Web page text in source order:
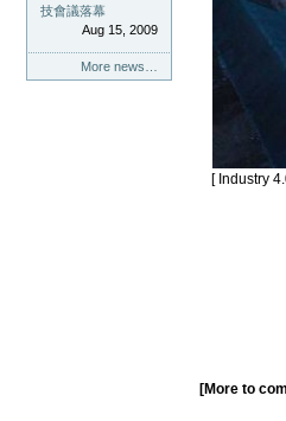
技會議落幕
Aug 15, 2009
More news…
[ Industry
[More to